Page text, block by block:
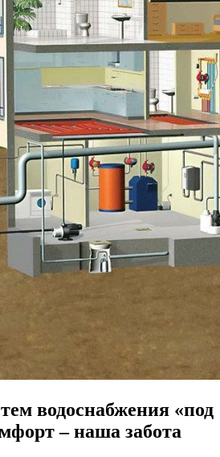
водоснабжения «под
– наша забота